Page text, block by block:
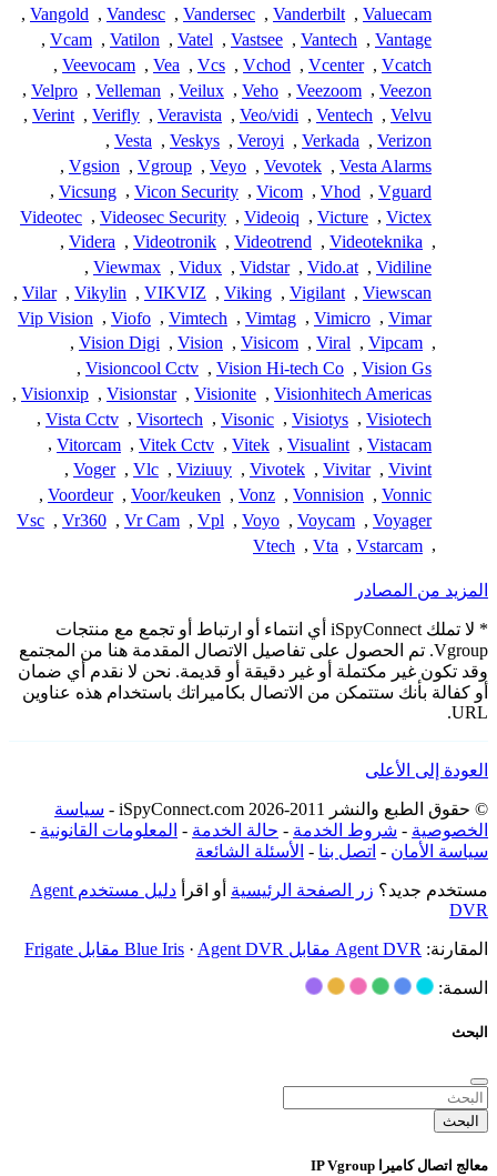
Valuecam
,
Vanderbilt
,
Vandersec
,
Vandesc
,
Vangold
,
Vantage
,
Vantech
,
Vastsee
,
Vatel
,
Vatilon
,
Vcam
,
Vcatch
,
Vcenter
,
Vchod
,
Vcs
,
Vea
,
Veevocam
,
Veezon
,
Veezoom
,
Veho
,
Veilux
,
Velleman
,
Velpro
,
Velvu
,
Ventech
,
Veo/vidi
,
Veravista
,
Verifly
,
Verint
,
Verizon
,
Verkada
,
Veroyi
,
Veskys
,
Vesta
,
Vesta Alarms
,
Vevotek
,
Veyo
,
Vgroup
,
Vgsion
,
Vguard
,
Vhod
,
Vicom
,
Vicon Security
,
Vicsung
,
Victex
,
Victure
,
Videoiq
,
Videosec Security
,
Videotec
,
Videoteknika
,
Videotrend
,
Videotronik
,
Videra
,
Vidiline
,
Vido.at
,
Vidstar
,
Vidux
,
Viewmax
,
Viewscan
,
Vigilant
,
Viking
,
VIKVIZ
,
Vikylin
,
Vilar
,
Vimar
,
Vimicro
,
Vimtag
,
Vimtech
,
Viofo
,
Vip Vision
,
Vipcam
,
Viral
,
Visicom
,
Vision
,
Vision Digi
,
Vision Gs
,
Vision Hi-tech Co
,
Visioncool Cctv
,
Visionhitech Americas
,
Visionite
,
Visionstar
,
Visionxip
,
Visiotech
,
Visiotys
,
Visonic
,
Visortech
,
Vista Cctv
,
Vistacam
,
Visualint
,
Vitek
,
Vitek Cctv
,
Vitorcam
,
Vivint
,
Vivitar
,
Vivotek
,
Viziuuy
,
Vlc
,
Voger
,
Vonnic
,
Vonnision
,
Vonz
,
Voor/keuken
,
Voordeur
,
Voyager
,
Voycam
,
Voyo
,
Vpl
,
Vr Cam
,
Vr360
,
Vsc
,
Vstarcam
,
Vta
,
Vtech
المزيد من المصادر
* لا تملك iSpyConnect أي انتماء أو ارتباط أو تجمع مع منتجات
Vgroup. تم الحصول على تفاصيل الاتصال المقدمة هنا من المجتمع
وقد تكون غير مكتملة أو غير دقيقة أو قديمة. نحن لا نقدم أي ضمان
أو كفالة بأنك ستتمكن من الاتصال بكاميراتك باستخدام هذه عناوين
URL.
العودة إلى الأعلى
© حقوق الطبع والنشر 2011-2026 iSpyConnect.com -
سياسة
الخصوصية - شروط الخدمة - حالة الخدمة - المعلومات القانونية -
سياسة الأمان - اتصل بنا - الأسئلة الشائعة
مستخدم جديد؟ زر الصفحة الرئيسية أو اقرأ
دليل مستخدم Agent
DVR
المقارنة: Agent DVR مقابل Blue Iris · Agent DVR مقابل Frigate
السمة:
البحث
البحث
معالج اتصال كاميرا IP Vgroup